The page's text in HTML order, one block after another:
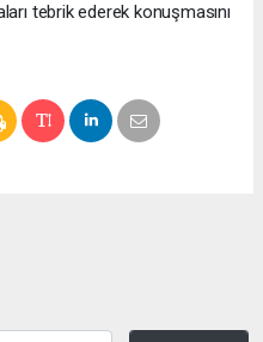
tebrik ederek konuşmasını